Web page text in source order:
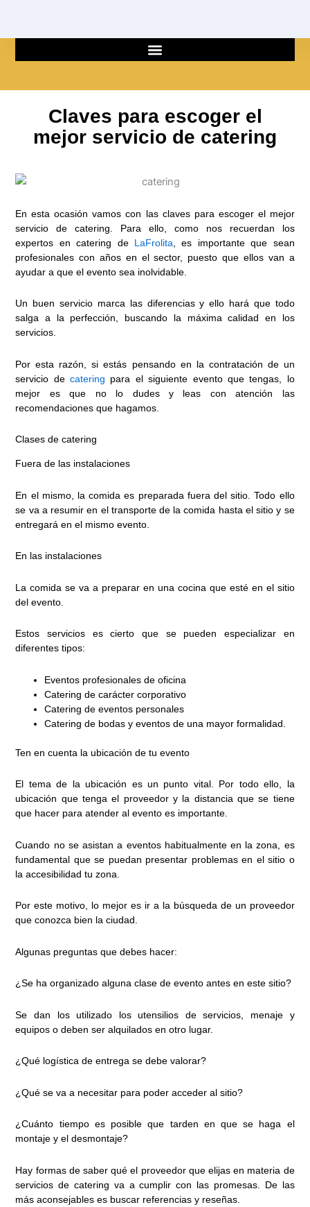
contenido
Claves para escoger el
mejor servicio de catering
En esta ocasión vamos con las claves para escoger el mejor
servicio de catering. Para ello, como nos recuerdan los
expertos en catering de LaFrolita , es importante que sean
profesionales con años en el sector, puesto que ellos van a
ayudar a que el evento sea inolvidable.
Un buen servicio marca las diferencias y ello hará que todo
salga a la perfección, buscando la máxima calidad en los
servicios.
Por esta razón, si estás pensando en la contratación de un
servicio decatering para el siguiente evento que tengas, lo
mejor es que no lo dudes y leas con atención las
recomendaciones que hagamos.
Clases de catering
Fuera de las instalaciones
En el mismo, la comida es preparada fuera del sitio. Todo ello
se va a resumir en el transporte de la comida hasta el sitio y se
entregará en el mismo evento.
En las instalaciones
La comida se va a preparar en una cocina que esté en el sitio
del evento.
Estos servicios es cierto que se pueden especializar en
diferentes tipos:
Eventos profesionales de oficina
Catering de carácter corporativo
Catering de eventos personales
Catering de bodas y eventos de una mayor formalidad.
Ten en cuenta la ubicación de tu evento
El tema de la ubicación es un punto vital. Por todo ello, la
ubicación que tenga el proveedor y la distancia que se tiene
que hacer para atender al evento es importante.
Cuando no se asistan a eventos habitualmente en la zona, es
fundamental que se puedan presentar problemas en el sitio o
la accesibilidad tu zona.
Por este motivo, lo mejor es ir a la búsqueda de un proveedor
que conozca bien la ciudad.
Algunas preguntas que debes hacer:
¿Se ha organizado alguna clase de evento antes en este sitio?
Se dan los utilizado los utensilios de servicios, menaje y
equipos o deben ser alquilados en otro lugar.
¿Qué logística de entrega se debe valorar?
¿Qué se va a necesitar para poder acceder al sitio?
¿Cuánto tiempo es posible que tarden en que se haga el
montaje y el desmontaje?
Hay formas de saber qué el proveedor que elijas en materia de
servicios de catering va a cumplir con las promesas. De las
más aconsejables es buscar referencias y reseñas.